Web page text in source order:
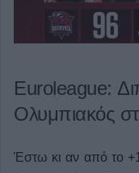
Euroleague:
Ολυμπιακός
Έστω κι αν από το